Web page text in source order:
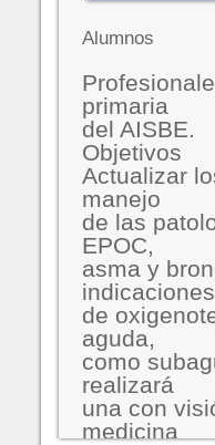
Alumnos
primaria
del AISBE.
Objetivos
Actualizar
manejo
de las
EPOC,
asma y
indicaciones
de
aguda,
como
realizará
una con
medicina